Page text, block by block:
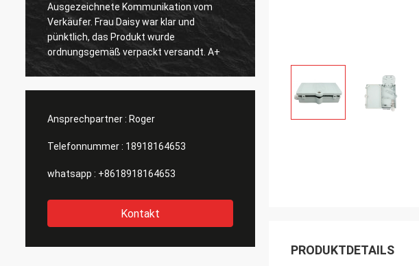
Ausgezeichnete Kommunikation vom
Verkäufer. Frau Daisy war klar und
pünktlich, das Produkt wurde
ordnungsgemäß verpackt versandt. A+
Ansprechpartner : Roger
Telefonnummer : 18918164653
whatsapp : +8618918164653
Kontakt
PRODUKTDETAILS